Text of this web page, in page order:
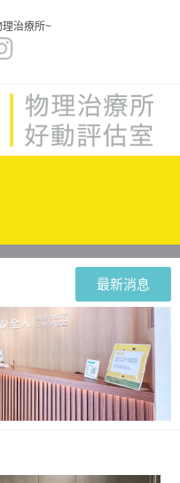
治療所~
最新消息